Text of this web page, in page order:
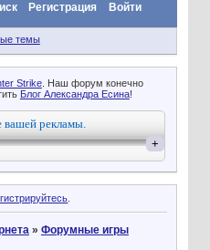
Регистрация Войти
темы
Strike. Наш форум конечно
Блог Александра Есина!
рекламы.
+
.
» Форумные игры